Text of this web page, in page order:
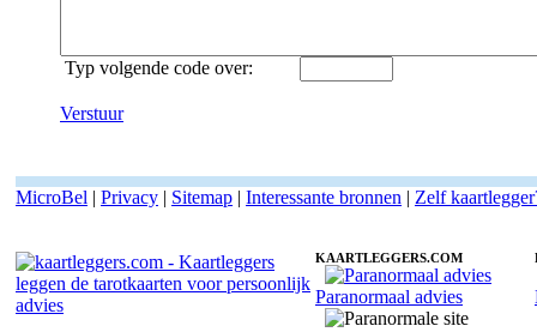
Typ volgende code over:
Verstuur
MicroBel | Privacy | Sitemap | Interessante bronnen | Zelf
KAARTLEGGERS.COM
Paranormaal advies